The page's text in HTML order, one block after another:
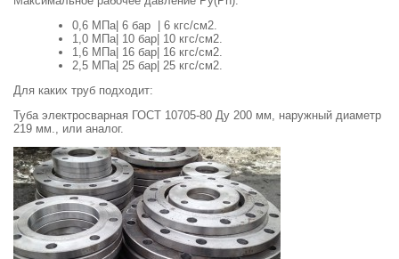
0,6 МПа| 6 бар | 6 кгс/см2.
1,0 МПа| 10 бар| 10 кгс/см2.
1,6 МПа| 16 бар| 16 кгс/см2.
2,5 МПа| 25 бар| 25 кгс/см2.
Для каких труб подходит:
Туба электросварная ГОСТ 10705-80 Ду 200 мм, наружный диаметр
219 мм., или аналог.